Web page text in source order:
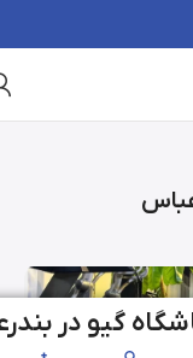
گیو در